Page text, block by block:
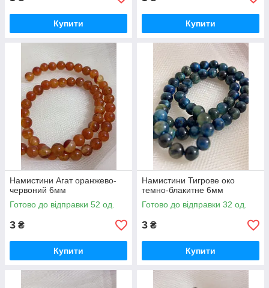
Купити Купити
Намистини Агат оранжево-
червоний 6мм
Готово до відправки 52 од.
3 ₴
Купити
Намистини Тигрове око
темно-блакитне 6мм
Готово до відправки 32 од.
3 ₴
Купити